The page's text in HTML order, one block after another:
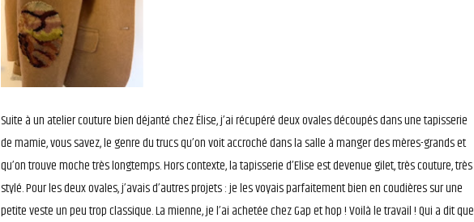
Suite à un atelier couture bien déjanté chez Élise, j’ai récupéré deux ovales découpés dans une tapisserie
de mamie, vous savez, le genre du trucs qu’on voit accroché dans la salle à manger des mères-grands et
qu’on trouve moche très longtemps. Hors contexte, la tapisserie d’Elise est devenue gilet, très couture, très
stylé. Pour les deux ovales, j’avais d’autres projets : je les voyais parfaitement bien en coudières sur une
petite veste un peu trop classique. La mienne, je l’ai achetée chez Gap et hop ! Voilà le travail ! Qui a dit que